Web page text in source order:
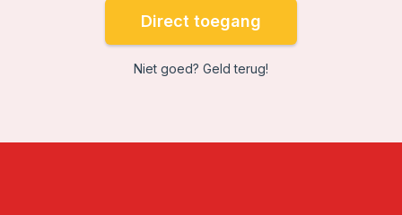
Direct toegang
Niet goed? Geld terug!